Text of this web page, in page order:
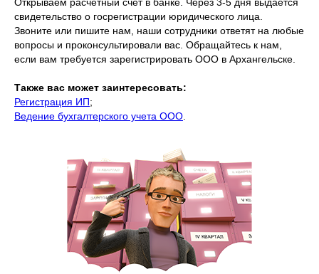
свидетельство о госрегистрации юридического лица.
Звоните или пишите нам, наши сотрудники ответят на любые
вопросы и проконсультировали вас. Обращайтесь к нам,
если вам требуется зарегистрировать ООО в Архангельске.
Также вас может заинтересовать:
Регистрация ИП;
Ведение бухгалтерского учета ООО